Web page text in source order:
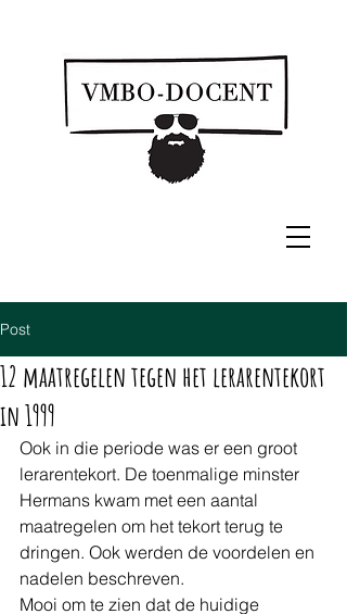
Post
12 maatregelen tegen het lerarentekort
in 1999
Ook in die periode was er een groot
lerarentekort. De toenmalige minster
Hermans kwam met een aantal
maatregelen om het tekort terug te
dringen. Ook werden de voordelen en
nadelen beschreven.
Mooi om te zien dat de huidige